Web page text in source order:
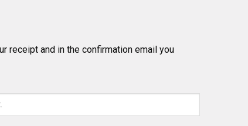
receipt and in the confirmation email you